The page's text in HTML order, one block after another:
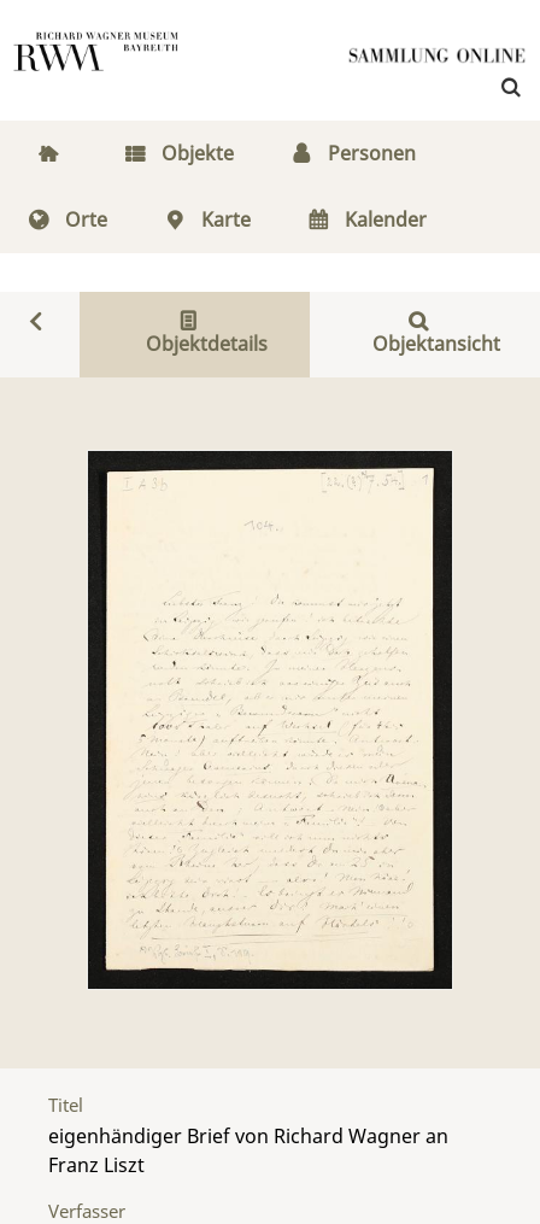
Objekte Personen
Orte Karte Kalender
Objektdetails Objektansicht
Titel
eigenhändiger Brief von Richard Wagner an
Franz Liszt
Verfasser